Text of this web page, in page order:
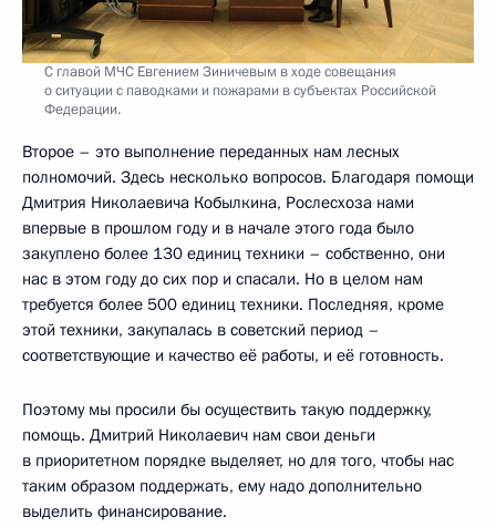
С главой МЧС Евгением Зиничевым в ходе совещания
о ситуации с паводками и пожарами в субъектах Российской
Федерации.
Второе – это выполнение переданных нам лесных
полномочий. Здесь несколько вопросов. Благодаря помощи
Дмитрия Николаевича Кобылкина, Рослесхоза нами
впервые в прошлом году и в начале этого года было
закуплено более 130 единиц техники – собственно, они
нас в этом году до сих пор и спасали. Но в целом нам
требуется более 500 единиц техники. Последняя, кроме
этой техники, закупалась в советский период –
соответствующие и качество её работы, и её готовность.
Поэтому мы просили бы осуществить такую поддержку,
помощь. Дмитрий Николаевич нам свои деньги
в приоритетном порядке выделяет, но для того, чтобы нас
таким образом поддержать, ему надо дополнительно
выделить финансирование.